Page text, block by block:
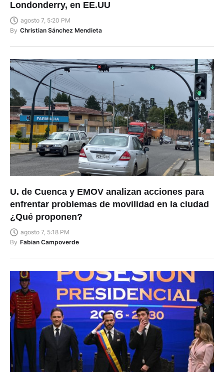
Londonderry, en EE.UU
agosto 7, 5:20 PM
By Christian Sánchez Mendieta
U. de Cuenca y EMOV analizan acciones para
enfrentar problemas de movilidad en la ciudad
¿Qué proponen?
agosto 7, 5:18 PM
By Fabian Campoverde